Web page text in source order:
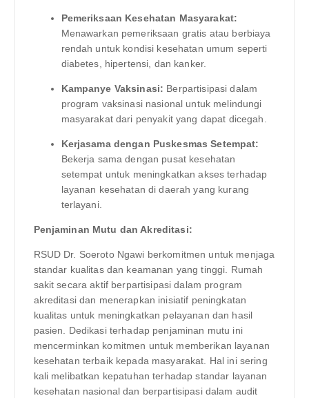
Pemeriksaan Kesehatan Masyarakat:
Menawarkan pemeriksaan gratis atau berbiaya
rendah untuk kondisi kesehatan umum seperti
diabetes, hipertensi, dan kanker.
Kampanye Vaksinasi: Berpartisipasi dalam
program vaksinasi nasional untuk melindungi
masyarakat dari penyakit yang dapat dicegah.
Kerjasama dengan Puskesmas Setempat:
Bekerja sama dengan pusat kesehatan
setempat untuk meningkatkan akses terhadap
layanan kesehatan di daerah yang kurang
terlayani.
Penjaminan Mutu dan Akreditasi:
RSUD Dr. Soeroto Ngawi berkomitmen untuk menjaga
standar kualitas dan keamanan yang tinggi. Rumah
sakit secara aktif berpartisipasi dalam program
akreditasi dan menerapkan inisiatif peningkatan
kualitas untuk meningkatkan pelayanan dan hasil
pasien. Dedikasi terhadap penjaminan mutu ini
mencerminkan komitmen untuk memberikan layanan
kesehatan terbaik kepada masyarakat. Hal ini sering
kali melibatkan kepatuhan terhadap standar layanan
kesehatan nasional dan berpartisipasi dalam audit